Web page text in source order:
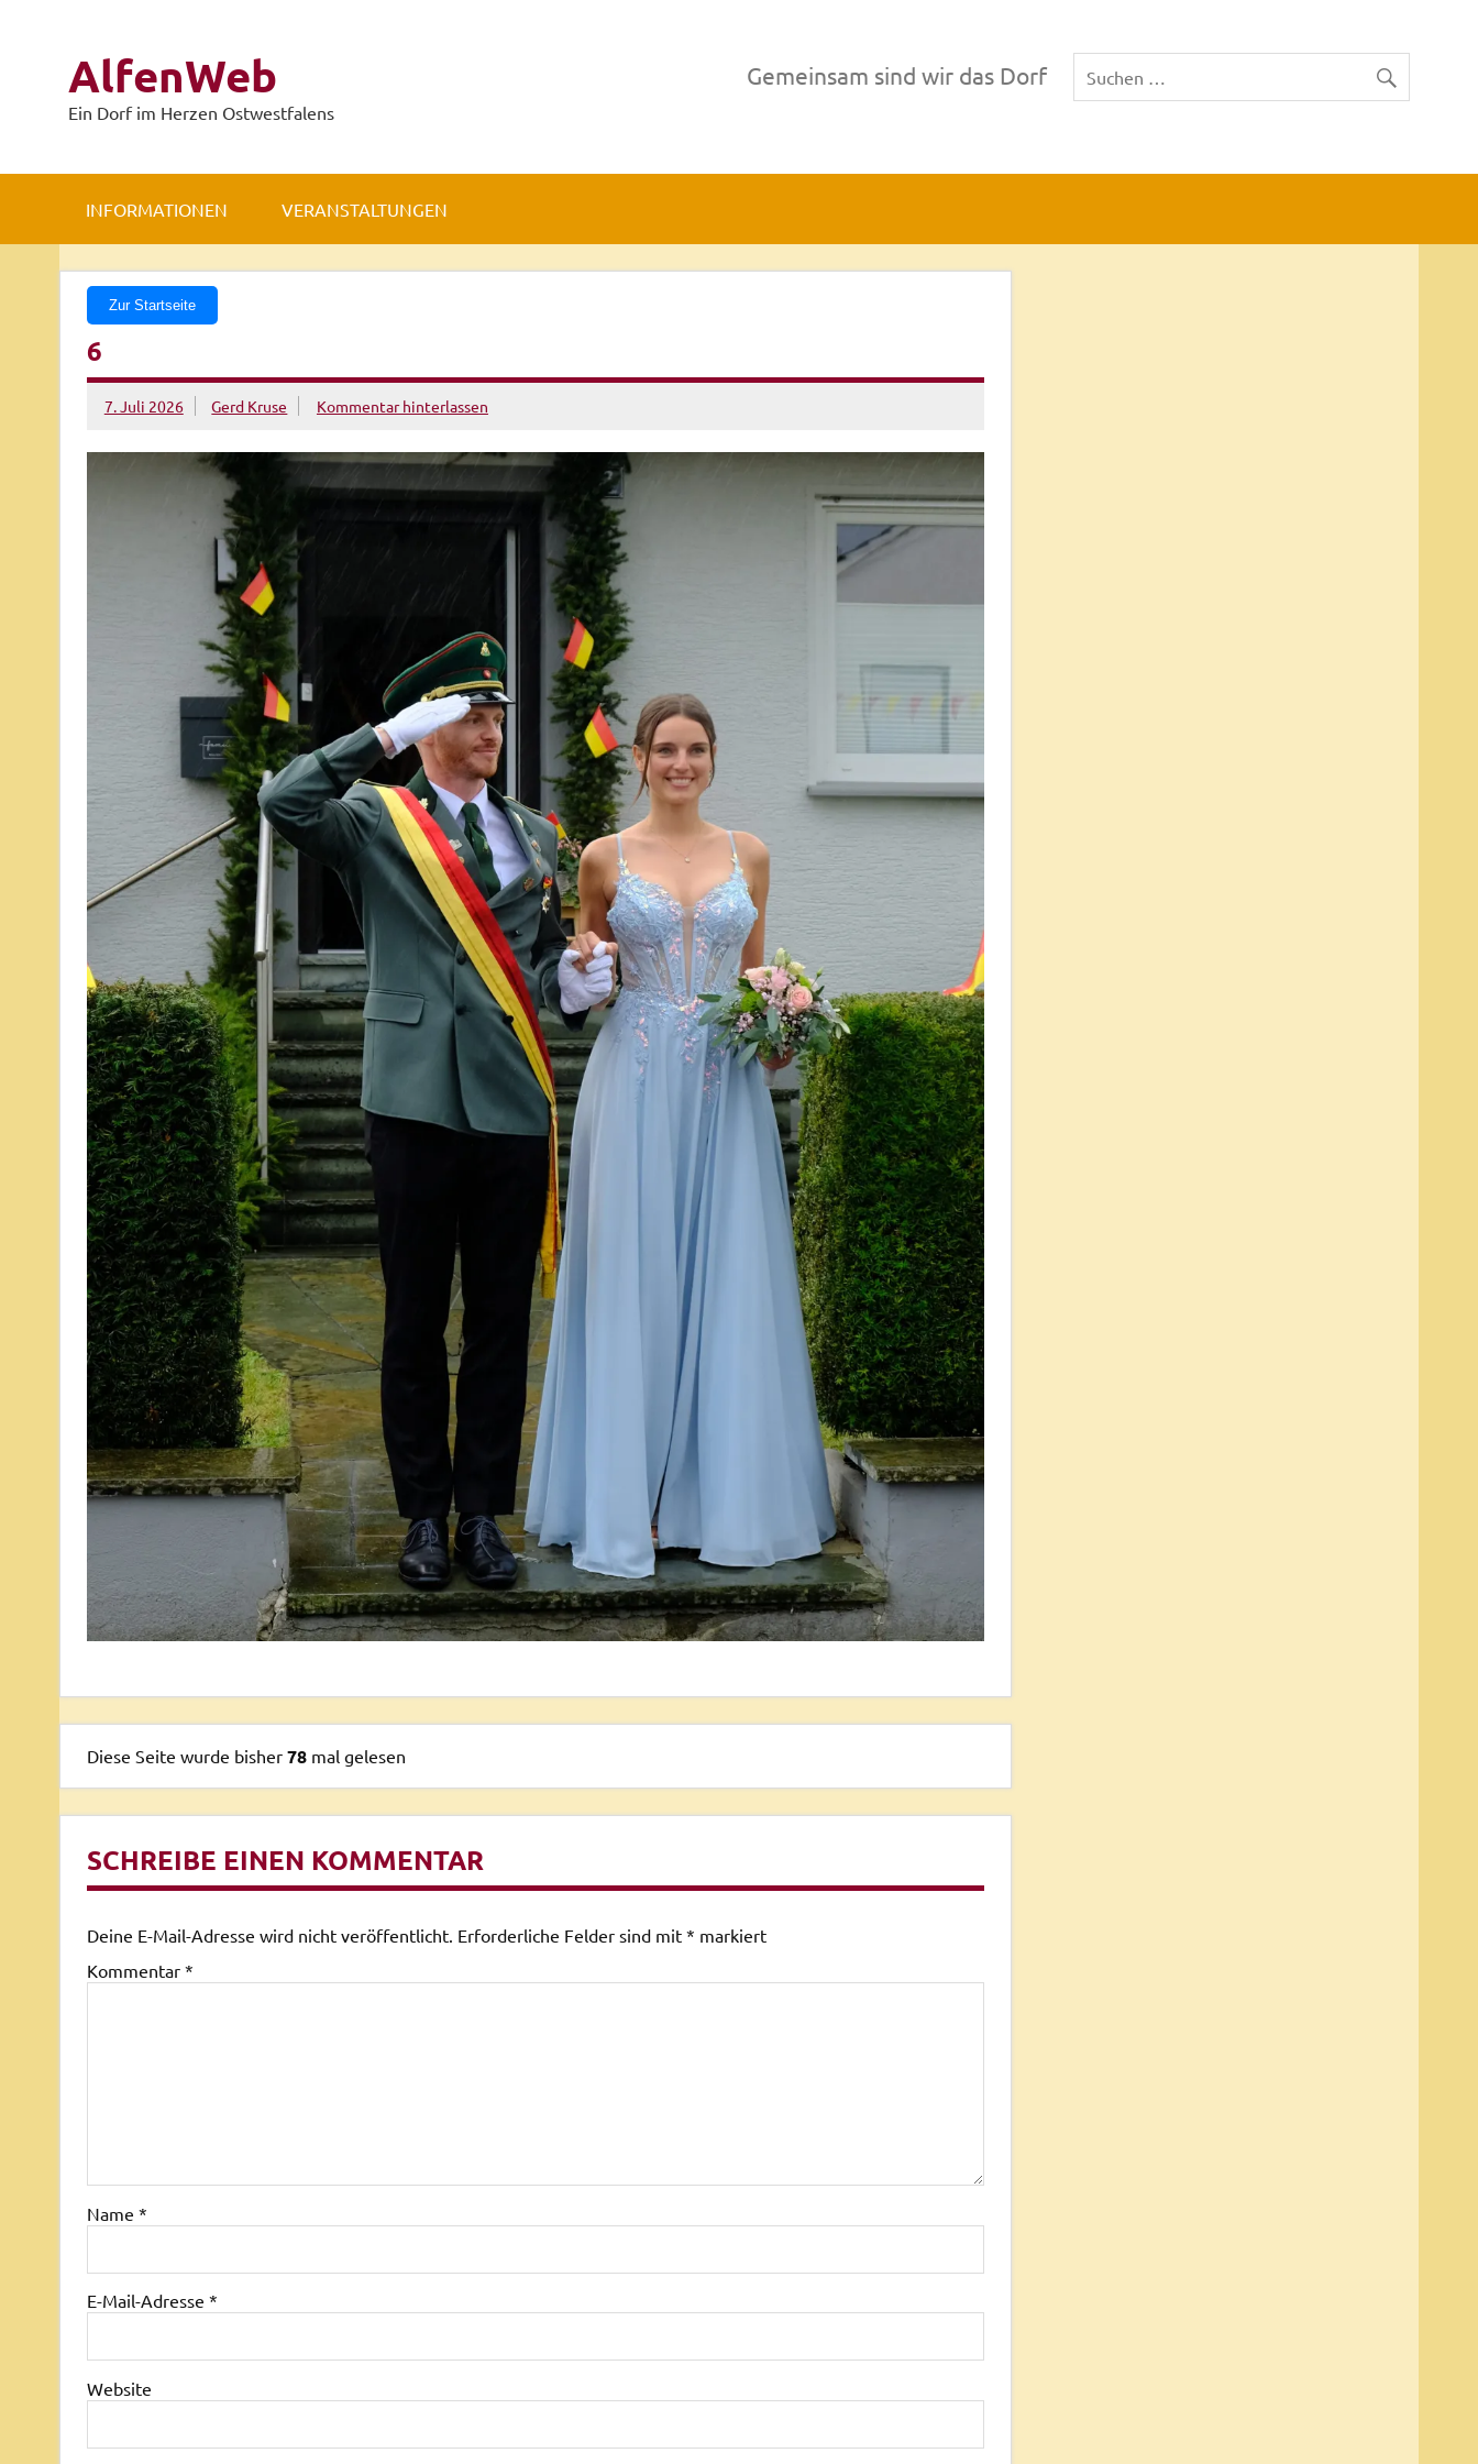
AlfenWeb
Ein Dorf im Herzen Ostwestfalens
Gemeinsam sind wir das Dorf
INFORMATIONEN VERANSTALTUNGEN
Zur Startseite
6
7. Juli 2026 Gerd Kruse Kommentar hinterlassen
Diese Seite wurde bisher78 mal gelesen
SCHREIBE EINEN KOMMENTAR
Deine E-Mail-Adresse wird nicht veröffentlicht. Erforderliche Felder sind mit * markiert
Kommentar *
Name *
E-Mail-Adresse *
Website